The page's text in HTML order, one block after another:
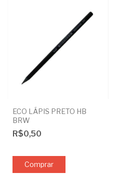
ECO LÁPIS PRETO HB
BRW
R$0,50